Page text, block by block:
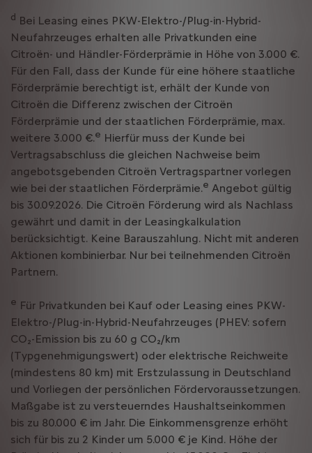
d Bei Leasing eines PKW-Elektro-/Plug-in-Hybrid-
Neufahrzeuges erhalten alle Privatkunden eine
Citroën- und Händler-Förderprämie in Höhe von 3.000 €.
Für den Fall, dass der Kunde für eine höhere staatliche
Förderprämie berechtigt ist, erhält der Kunde von
Citroën die Differenz zwischen der Citroën
Förderprämie und der staatlichen Förderprämie, max.
weitere 3.000 €.e Hierfür muss der Kunde bei
Vertragsabschluss die gleichen Nachweise beim
angebotsgebenden Citroën Vertragspartner vorlegen
wie bei der staatlichen Förderprämie.e Angebot gültig
bis 30.09.2026. Die Citroën Förderung wird als Nachlass
gewährt und damit in der Leasingkalkulation
berücksichtigt. Keine Barauszahlung. Nicht mit anderen
Aktionen kombinierbar. Nur bei teilnehmenden Citroën
Partnern.
e Für Privatkunden bei Kauf oder Leasing eines PKW-
Elektro-/Plug-in-Hybrid-Neufahrzeuges (PHEV: sofern
CO₂-Emission bis zu 60 g CO₂/km
(Typgenehmigungswert) oder elektrische Reichweite
(mindestens 80 km) mit Erstzulassung in Deutschland
und Vorliegen der persönlichen Fördervoraussetzungen.
Maßgabe ist zu versteuerndes Haushaltseinkommen
bis zu 80.000 € im Jahr. Die Einkommensgrenze erhöht
sich für bis zu 2 Kinder um 5.000 € je Kind. Höhe der